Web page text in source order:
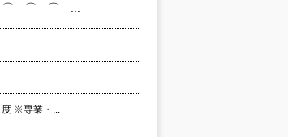
⌒ ⌒ ⌒ ⌒ ⌒ ...
度 ※専業・...